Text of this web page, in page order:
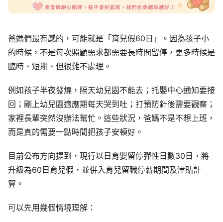
爸媽們最有感的，可能就是「育兒假60日」。因為孩子小
的時候，不是每次照顧需求都需要長時間留停，更多時候是
臨時、短期、但很難不處理。
例如孩子半夜發燒，隔天幼兒園不能去；托嬰中心通知要接
回；剛上幼兒園適應期每天哭到吐；打預防針後需要觀察；
家裡長輩突然沒辦法幫忙。這些狀況，爸媽不是不想上班，
而是真的需要一點時間把孩子安頓好。
目前公布方向提到，現行以日育嬰留停彈性日數30日，將
升級為60日育兒假，並併入育兒留職停薪期間及津貼計
算。
可以先用幾個情境理解：